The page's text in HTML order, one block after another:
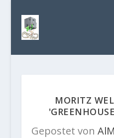
MORITZ
Gepostet von